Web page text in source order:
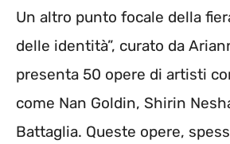
Un altro punto focale della
delle identità”, curato da
presenta 50 opere di artisti
come Nan Goldin, Shirin
Battaglia. Queste opere,